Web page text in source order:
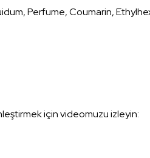
Perfume, Coumarin,
için videomuzu izleyin: